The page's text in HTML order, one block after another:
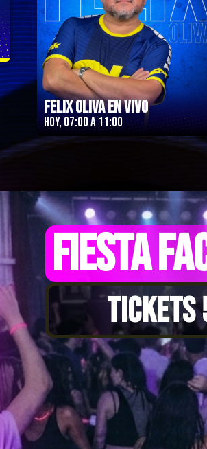
Felix Oliva en Vivo
Hoy, 07:00 a 11:00
FIESTA
TICKETS